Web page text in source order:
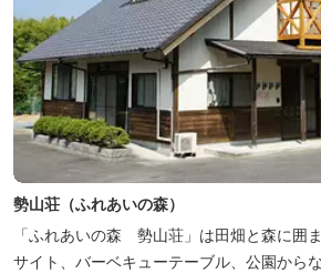
勢山荘（ふれあいの森）
「ふれあいの森 勢山荘」は田畑と森に囲
サイト、バーベキューテーブル、公園から